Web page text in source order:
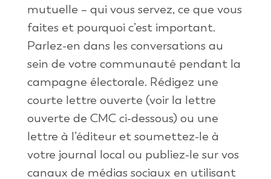
mutuelle – qui vous servez, ce que vous
faites et pourquoi c’est important.
Parlez-en dans les conversations au
sein de votre communauté pendant la
campagne électorale. Rédigez une
courte lettre ouverte (voir la lettre
ouverte de CMC ci-dessous) ou une
lettre à l’éditeur et soumettez-le à
votre journal local ou publiez-le sur vos
canaux de médias sociaux en utilisant